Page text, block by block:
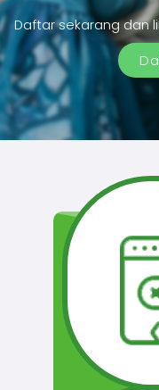
Daftar sekarang dan